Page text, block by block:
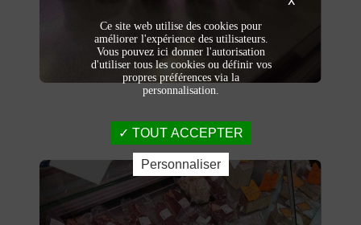
garantie.
Ce site web utilise des cookies pour
améliorer l'expérience des utilisateurs.
Vous pouvez ici donner l'autorisation
d'utiliser tous les cookies ou définir vos
propres préférences via la
personnalisation.
TOUT ACCEPTER
Personnaliser